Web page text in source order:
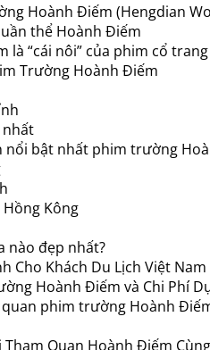
Hoành Điếm (Hengdian
thể Hoành Điếm
là “cái nôi” của phim cổ
Trường Hoành Điếm
nhất
nổi bật nhất phim trường
Hồng Kông
nào đẹp nhất?
Cho Khách Du Lịch Việt Nam
Hoành Điếm và Chi Phí
quan phim trường Hoành
Quan Hoành Điếm